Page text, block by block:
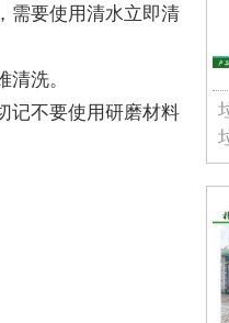
需要使用清水立即清
洗。
记不要使用研磨材料
垃圾